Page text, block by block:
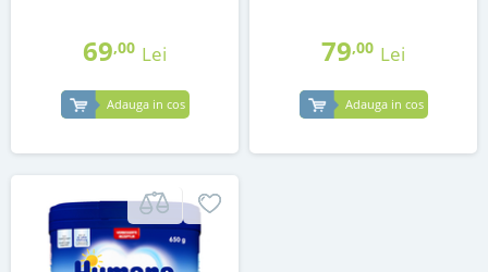
69,00 Lei
Adauga in cos
79,00 Lei
Adauga in cos